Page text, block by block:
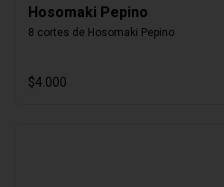
Hosomaki Pepino
8 cortes de Hosomaki Pepino
$4.000